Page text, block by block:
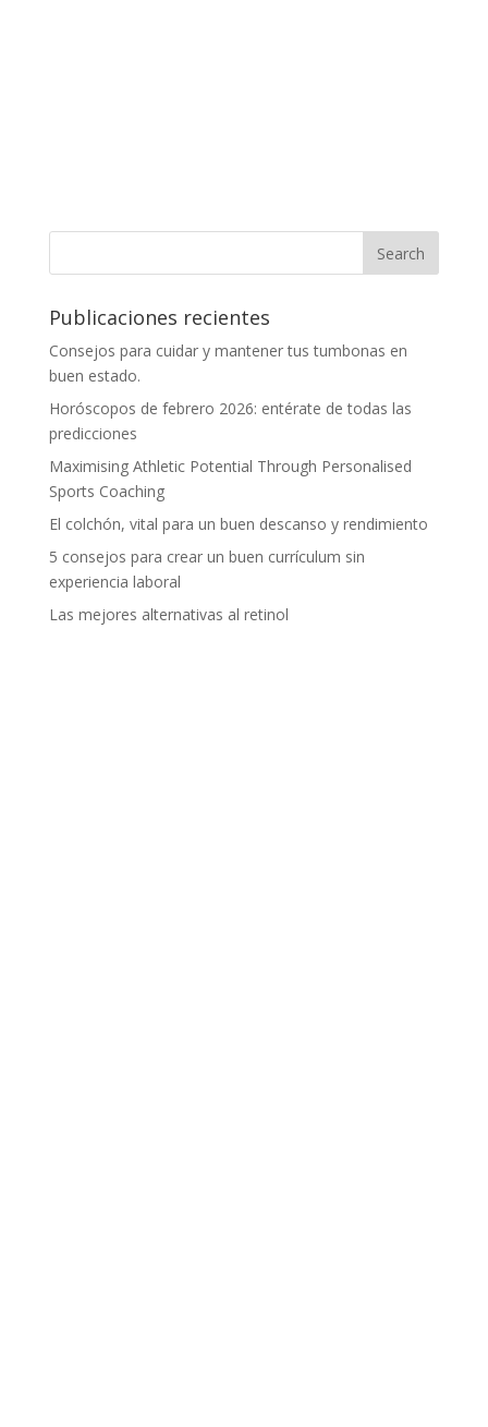
Publicaciones recientes
Consejos para cuidar y mantener tus tumbonas en
buen estado.
Horóscopos de febrero 2026: entérate de todas las
predicciones
Maximising Athletic Potential Through Personalised
Sports Coaching
El colchón, vital para un buen descanso y rendimiento
5 consejos para crear un buen currículum sin
experiencia laboral
Las mejores alternativas al retinol